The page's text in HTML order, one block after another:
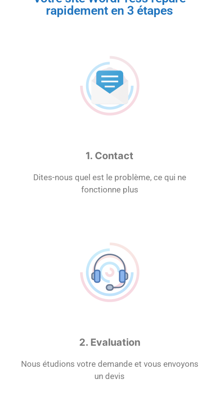
rapidement en 3 étapes
1. Contact
Dites-nous quel est le problème, ce qui ne
fonctionne plus
2. Evaluation
Nous étudions votre demande et vous envoyons
un devis